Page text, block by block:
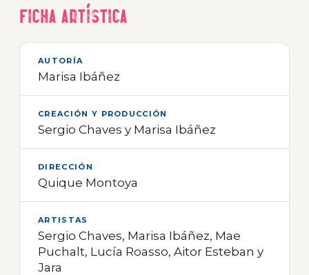
Ficha artística
AUTORÍA
Marisa Ibáñez
CREACIÓN Y PRODUCCIÓN
Sergio Chaves y Marisa Ibáñez
DIRECCIÓN
Quique Montoya
ARTISTAS
Sergio Chaves, Marisa Ibáñez, Mae
Puchalt, Lucía Roasso, Aitor Esteban y
Jara